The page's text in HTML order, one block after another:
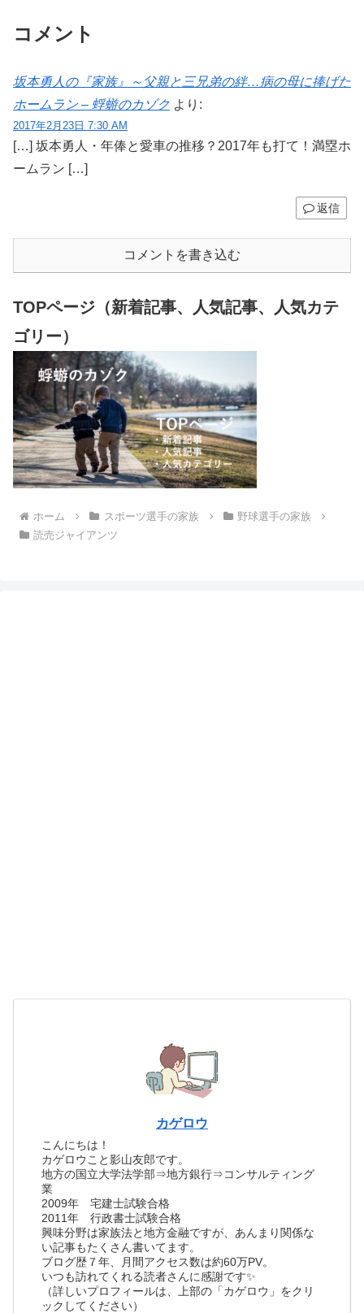
コメント
坂本勇人の『家族』～父親と三兄弟の絆…病の母に捧げた
ホームラン – 蜉蝣のカゾク より:
2017年2月23日 7:30 AM
[…] 坂本勇人・年俸と愛車の推移？2017年も打て！満塁ホ
ームラン […]
返信
コメントを書き込む
TOPページ（新着記事、人気記事、人気カテ
ゴリー）
ホーム スポーツ選手の家族
野球選手の家族
読売ジャイアンツ
カゲロウ
こんにちは！
カゲロウこと影山友郎です。
地方の国立大学法学部⇒地方銀行⇒コンサルティング
業
2009年 宅建士試験合格
2011年 行政書士試験合格
興味分野は家族法と地方金融ですが、あんまり関係な
い記事もたくさん書いてます。
ブログ歴７年、月間アクセス数は約60万PV。
いつも訪れてくれる読者さんに感謝です✨
（詳しいプロフィールは、上部の「カゲロウ」をクリ
ックしてください）